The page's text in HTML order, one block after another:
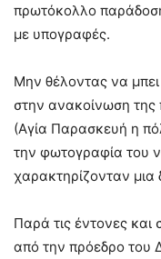
πρωτόκολλο
με υπογραφές.
Μην θέλοντας να
στην ανακοίνωση της
(Αγία Παρασκευή η
την φωτογραφία του
χαρακτηρίζονταν μια
Παρά τις έντονες και
από την πρόεδρο